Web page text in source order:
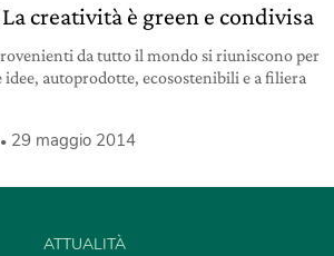
creatività è green e condivisa
da tutto il mondo si riuniscono per
autoprodotte, ecosostenibili e a filiera
29 maggio 2014
ATTUALITÀ